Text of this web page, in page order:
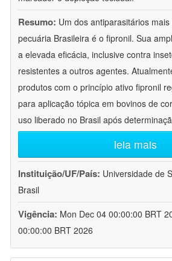
Resumo: Um dos antiparasitários
pecuária Brasileira é o fipronil. Sua
a elevada eficácia, inclusive contra
resistentes a outros agentes.
produtos com o princípio ativo fipronil
para aplicação tópica em bovinos de
uso liberado no Brasil após
leia mais
Instituição/UF/País: Universidade de
Brasil
Vigência: Mon Dec 04 00:00:00 BRT
00:00:00 BRT 2026